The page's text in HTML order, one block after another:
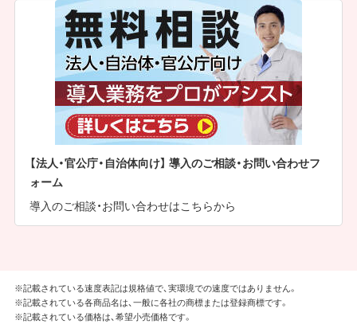
【法人・官公庁・自治体向け】 導入のご相談・お問い合わせフ
ォーム
導入のご相談・お問い合わせはこちらから
※記載されている速度表記は規格値で、実環境での速度ではありません。
※記載されている各商品名は、一般に各社の商標または登録商標です。
※記載されている価格は、希望小売価格です。